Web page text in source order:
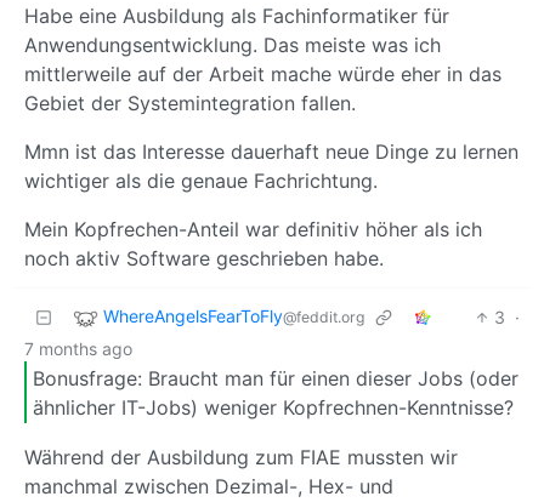
Habe eine Ausbildung als Fachinformatiker für
Anwendungsentwicklung. Das meiste was ich
mittlerweile auf der Arbeit mache würde eher in das
Gebiet der Systemintegration fallen.
Mmn ist das Interesse dauerhaft neue Dinge zu lernen
wichtiger als die genaue Fachrichtung.
Mein Kopfrechen-Anteil war definitiv höher als ich
noch aktiv Software geschrieben habe.
WhereAngelsFearToFly@feddit.org 3 ·
7 months ago
Bonusfrage: Braucht man für einen dieser Jobs (oder
ähnlicher IT-Jobs) weniger Kopfrechnen-Kenntnisse?
Während der Ausbildung zum FIAE mussten wir
manchmal zwischen Dezimal-, Hex- und